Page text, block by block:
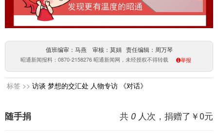
值班编审：马燕 审核：莫娟 责任编辑：周万琴
昭通新闻报料：0870-2158276 昭通新闻网，未经授权不得转载 举报
标签 >> 访谈 梦想的交汇处 人物专访 《对话》
共 0 人次，捐赠了￥0元
随手捐